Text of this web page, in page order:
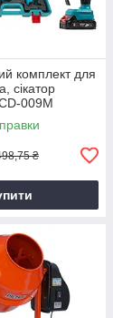
комплект для
сікатор
009M
₴